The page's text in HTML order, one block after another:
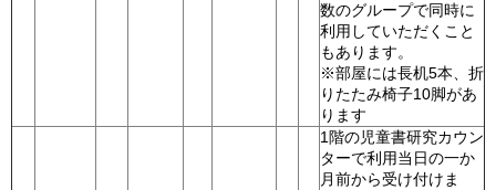
数のグループで同時に
利用していただくこと
もあります。
※部屋には長机5本、折
りたたみ椅子10脚があ
ります
1階の児童書研究カウン
ターで利用当日の一か
月前から受け付けま